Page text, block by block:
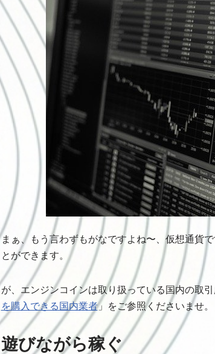
まぁ、もう言わずもがなですよね〜、仮想通貨
とができます。
が、エンジンコインは取り扱っている国内の取
を購入できる国内業者」をご参照くださいませ。
遊びながら稼ぐ